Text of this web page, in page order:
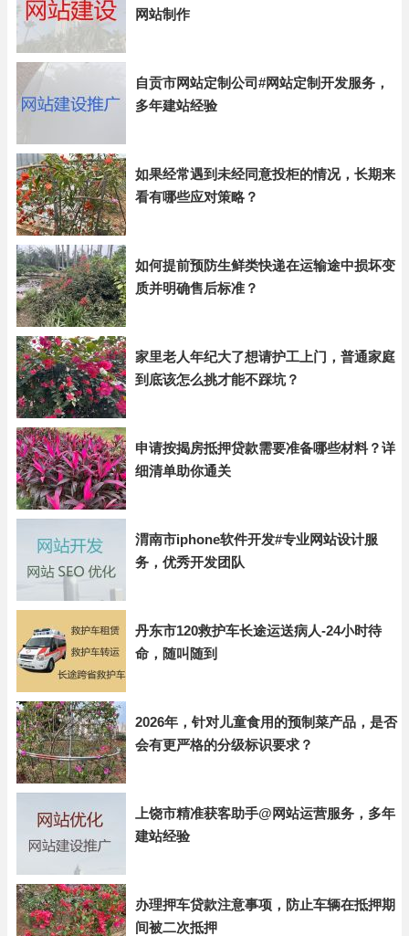
网站制作
自贡市网站定制公司#网站定制开发服务，
多年建站经验
如果经常遇到未经同意投柜的情况，长期来
看有哪些应对策略？
如何提前预防生鲜类快递在运输途中损坏变
质并明确售后标准？
家里老人年纪大了想请护工上门，普通家庭
到底该怎么挑才能不踩坑？
申请按揭房抵押贷款需要准备哪些材料？详
细清单助你通关
渭南市iphone软件开发#专业网站设计服
务，优秀开发团队
丹东市120救护车长途运送病人-24小时待
命，随叫随到
2026年，针对儿童食用的预制菜产品，是否
会有更严格的分级标识要求？
上饶市精准获客助手@网站运营服务，多年
建站经验
办理押车贷款注意事项，防止车辆在抵押期
间被二次抵押